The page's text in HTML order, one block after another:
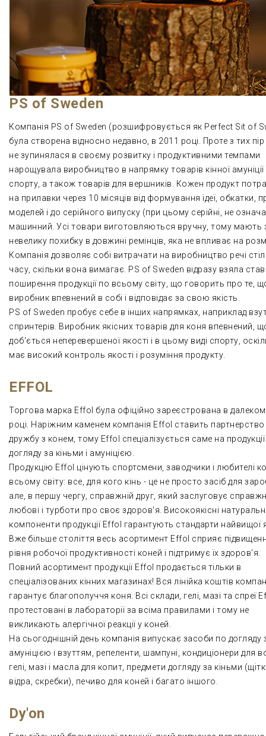
PS of Sweden
Компанія PS of Sweden (розшифровується як Perfect Sit of
була створена відносно недавно, в 2011 році. Проте з тих
не зупинялася в своєму розвитку і продуктивними темпами
нарощувала виробництво в напрямку товарів кінної амуніції
спорту, а також товарів для вершників. Кожен продукт
на прилавки через 10 місяців від формування ідеї, обкатки,
моделей і до серійного випуску (при цьому серійні, не
машинний. Усі товари виготовляються вручну, тому мають
невелику похибку в довжині ремінців, яка не впливає на
Компанія дозволяє собі витрачати на виробництво речі
часу, скільки вона вимагає. PS of Sweden відразу взяла
поширення продукції по всьому світу, що говорить про те,
виробник впевнений в собі і відповідає за свою якість.
PS of Sweden пробує себе в інших напрямках, наприклад
спринтерів. Виробник якісних товарів для коня впевнений,
доб'ється неперевершеної якості і в цьому виді спорту,
має високий контроль якості і розуміння продукту.
EFFOL
Торгова марка Effol була офіційно зареєстрована в
році. Наріжним каменем компанія Effol ставить партнерство
дружбу з конем, тому Effol спеціалізується саме на
догляду за кіньми і амуніцією.
Продукцію Effol цінують спортсмени, заводчики і любителі
всьому світу: все, для кого кінь - це не просто засіб для
але, в першу чергу, справжній друг, який заслуговує
любові і турботи про своє здоров'я. Високоякісні
компоненти продукції Effol гарантують стандарти найвищої
Вже більше століття весь асортимент Effol сприяє
рівня робочої продуктивності коней і підтримує їх здоров'я.
Повний асортимент продукції Effol продається тільки в
спеціалізованих кінних магазинах! Вся лінійка коштів
гарантує благополуччя коня. Всі склади, гелі, мазі та спреї
протестовані в лабораторії за всіма правилами і тому не
викликають алергічної реакції у коней.
На сьогоднішній день компанія випускає засоби по догляду
амуніцією і взуттям, репеленти, шампуні, кондиціонери для
гелі, мазі і масла для копит, предмети догляду за кіньми
відра, скребки), печиво для коней і багато іншого.
Dy'on